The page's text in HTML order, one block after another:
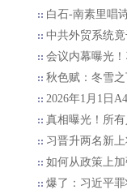
白石-南素里唱
中共外贸系统
会议内幕曝光
秋色赋：冬雪
2026年1月1日
真相曝光！所
习晋升两名新
如何从政策上
爆了：习近平